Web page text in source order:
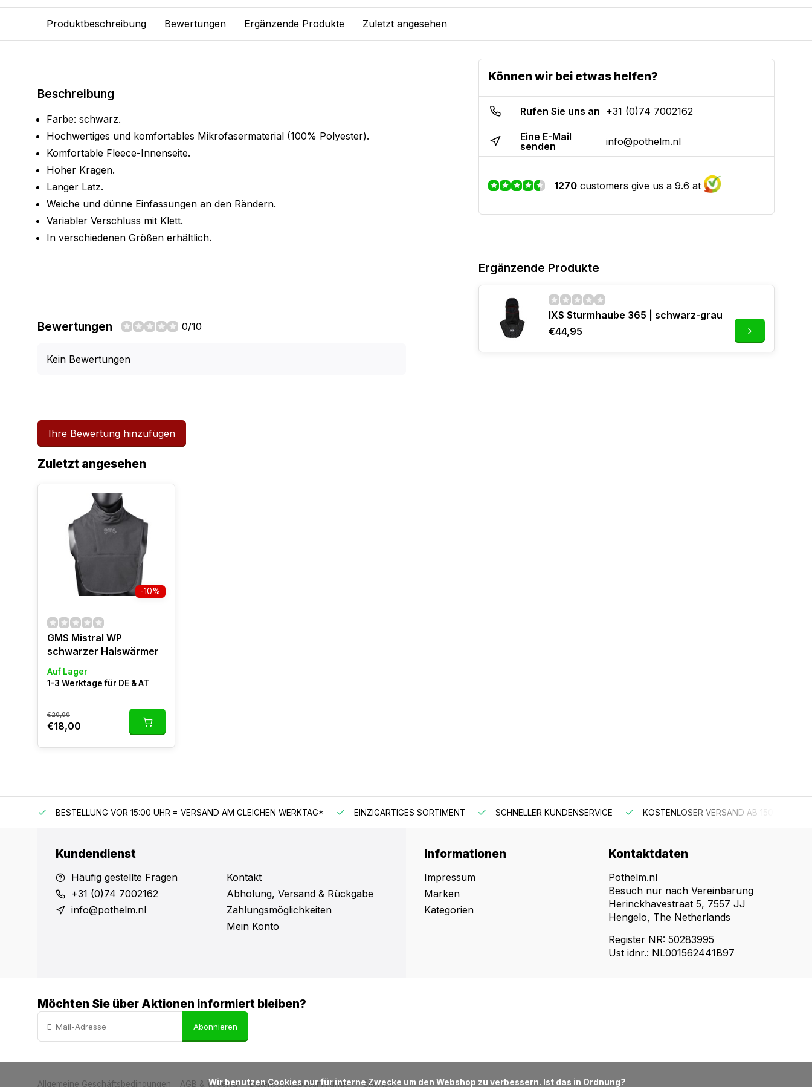
Produktbeschreibung Bewertungen Ergänzende Produkte Zuletzt angesehen
Beschreibung
Farbe: schwarz.
Hochwertiges und komfortables Mikrofasermaterial (100% Polyester).
Komfortable Fleece-Innenseite.
Hoher Kragen.
Langer Latz.
Weiche und dünne Einfassungen an den Rändern.
Variabler Verschluss mit Klett.
In verschiedenen Größen erhältlich.
Bewertungen 0/10
Kein Bewertungen
Ihre Bewertung hinzufügen
Können wir bei etwas helfen?
Rufen Sie uns an +31 (0)74 7002162
Eine E-Mail
senden
info@pothelm.nl
1270 customers give us a 9.6 at
Ergänzende Produkte
IXS Sturmhaube 365 | schwarz-grau
€44,95
Zuletzt angesehen
-10%
GMS Mistral WP
schwarzer Halswärmer
Auf Lager
1-3 Werktage für DE & AT
€20,00
€18,00
BESTELLUNG VOR 15:00 UHR = VERSAND AM GLEICHEN WERKTAG* EINZIGARTIGES SORTIMENT SCHNELLER KUNDENSERVICE KOSTENLOSER VERSAND AB 150 €
Kundendienst
Häufig gestellte Fragen
+31 (0)74 7002162
info@pothelm.nl
Kontakt
Abholung, Versand & Rückgabe
Zahlungsmöglichkeiten
Mein Konto
Informationen
Impressum
Marken
Kategorien
Kontaktdaten
Pothelm.nl
Besuch nur nach Vereinbarung
Herinckhavestraat 5, 7557 JJ
Hengelo, The Netherlands
Register NR: 50283995
Ust idnr.: NL001562441B97
Möchten Sie über Aktionen informiert bleiben?
Abonnieren
Allgemeine Geschäftsbedingungen AGB & Widerruf Datenschutzbestimmungen Sitemap
            Wir benutzen Cookies nur für interne Zwecke um den Webshop zu verbessern. Ist das in Ordnung?